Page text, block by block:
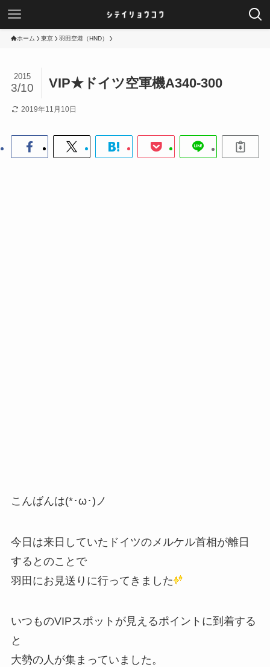
ホーム 東京 羽田空港（HND）
VIP★ドイツ空軍機A340-300
2015
3/10
2019年11月10日
こんばんは(*･ω･)ノ
今日は来日していたドイツのメルケル首相が離日
するとのことで
羽田にお見送りに行ってきました
いつものVIPスポットが見えるポイントに到着する
と
大勢の人が集まっていました。